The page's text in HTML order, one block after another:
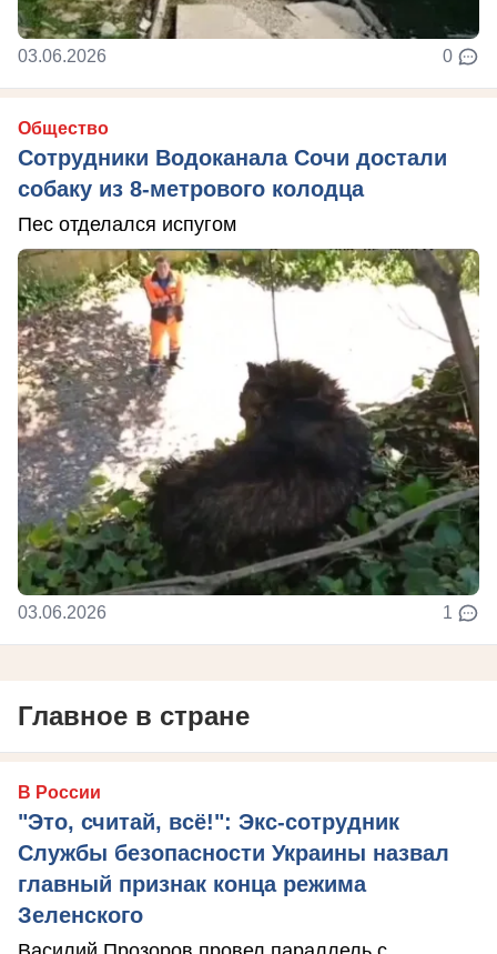
03.06.2026 0
Общество
Сотрудники Водоканала Сочи достали
собаку из 8-метрового колодца
Пес отделался испугом
03.06.2026 1
Главное в стране
В России
"Это, считай, всё!": Экс-сотрудник
Службы безопасности Украины назвал
главный признак конца режима
Зеленского